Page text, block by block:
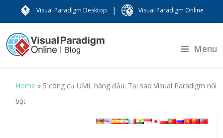
Visual Paradigm Desktop | Visual Paradigm Online
Menu
Home » 5 công cụ UML hàng đầu: Tại sao Visual Paradigm nổi
bật